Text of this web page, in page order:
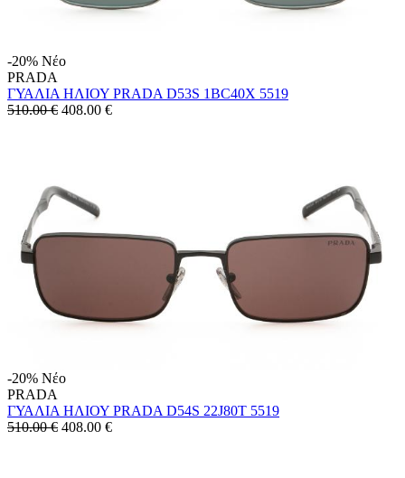
-20% Νέο
PRADA
ΓΥΑΛΙΑ ΗΛΙΟΥ PRADA D53S 1BC40X 5519
510.00 € 408.00 €
-20% Νέο
PRADA
ΓΥΑΛΙΑ ΗΛΙΟΥ PRADA D54S 22J80T 5519
510.00 € 408.00 €